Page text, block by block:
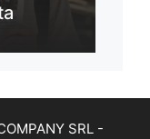
SRL -